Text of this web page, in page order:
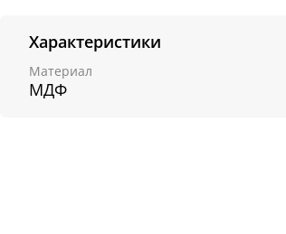
Характеристики
Материал
МДФ